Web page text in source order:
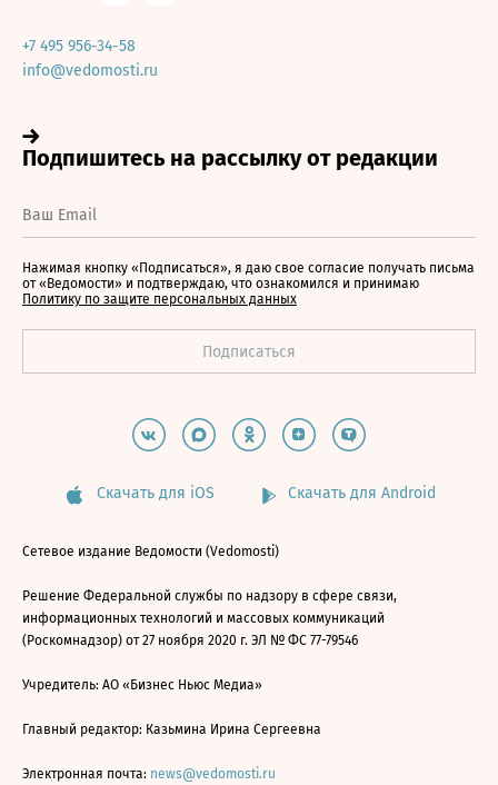
+7 495 956-34-58
info@vedomosti.ru
Нажимая кнопку «Подписаться», я даю свое согласие получать письма
от «Ведомости» и подтверждаю, что ознакомился и принимаю
Политику по защите персональных данных
Скачать для iOS Скачать для Android
Сетевое издание Ведомости (Vedomosti)
Решение Федеральной службы по надзору в сфере связи,
информационных технологий и массовых коммуникаций
(Роскомнадзор) от 27 ноября 2020 г. ЭЛ № ФС 77-79546
Учредитель: АО «Бизнес Ньюс Медиа»
Главный редактор: Казьмина Ирина Сергеевна
Электронная почта: news@vedomosti.ru